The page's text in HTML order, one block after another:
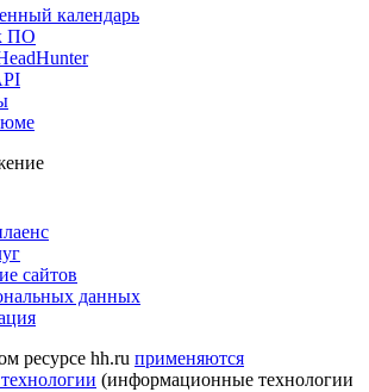
календарь
ПО
сайтов
данных
ресурсе hh.ru применяются
(информационные технологии